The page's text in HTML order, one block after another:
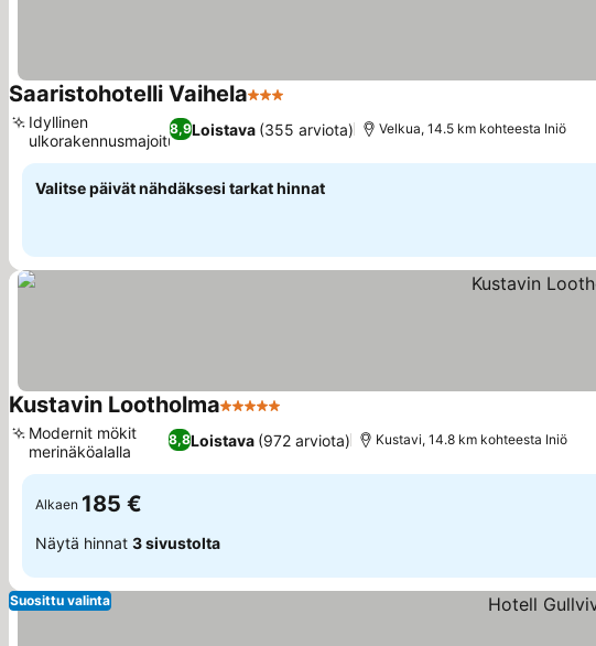
Saaristohotelli Vaihela3 Tähtiluokitus
8,9Loistava (355 arviota)
Idyllinen
ulkorakennusmajoitus
Velkua, 14.5 km kohteesta Iniö
Valitse päivät nähdäksesi tarkat hinnat
Kustavin Lootholma5 Tähtiluokitus
8,8Loistava (972 arviota)
Modernit mökit
merinäköalalla
Kustavi, 14.8 km kohteesta Iniö
Alkaen 185 €
Näytä hinnat 3 sivustolta
Suosittu valinta